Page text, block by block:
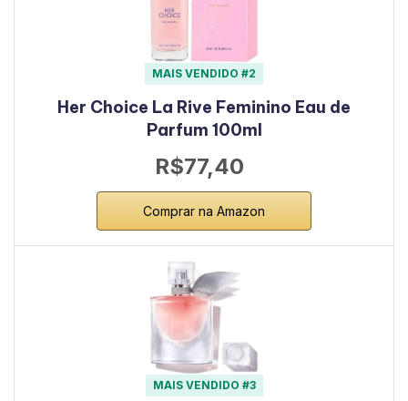
MAIS VENDIDO #2
Her Choice La Rive Feminino Eau de
Parfum 100ml
R$77,40
Comprar na Amazon
MAIS VENDIDO #3